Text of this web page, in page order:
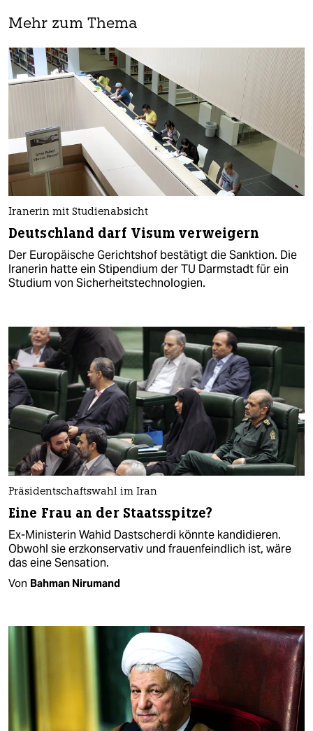
Mehr zum Thema
Iranerin mit Studienabsicht
Deutschland darf Visum verweigern
Der Europäische Gerichtshof bestätigt die Sanktion. Die
Iranerin hatte ein Stipendium der TU Darmstadt für ein
Studium von Sicherheitstechnologien.
Präsidentschaftswahl im Iran
Eine Frau an der Staatsspitze?
Ex-Ministerin Wahid Dastscherdi könnte kandidieren.
Obwohl sie erzkonservativ und frauenfeindlich ist, wäre
das eine Sensation.
Von Bahman Nirumand